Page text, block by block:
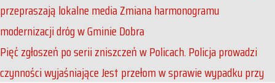
przepraszają lokalne mediaZmiana harmonogramu
modernizacji dróg w Gminie Dobra
Pięć zgłoszeń po serii zniszczeń w Policach. Policja prowadzi
czynności wyjaśniająceJest przełom w sprawie wypadku przy